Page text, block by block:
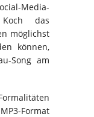
Media-
das
möglichst
können,
Song am
Format